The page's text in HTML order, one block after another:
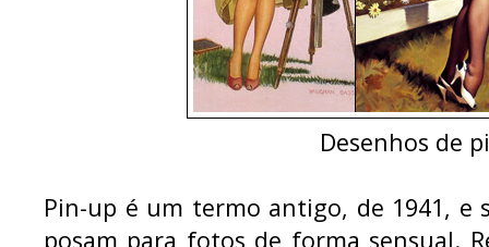
Desenhos de
Pin-up é um termo antigo, de 1941, e
posam para fotos de forma sensual.